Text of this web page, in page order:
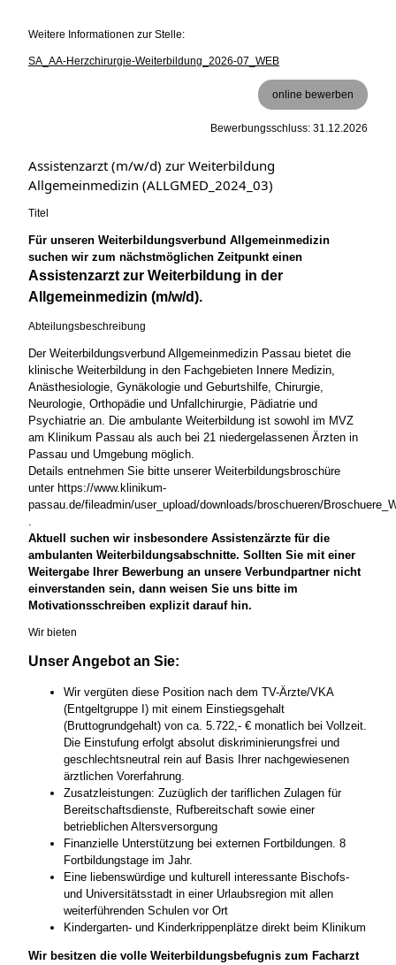
Weitere Informationen zur Stelle:
SA_AA-Herzchirurgie-Weiterbildung_2026-07_WEB
online bewerben
Bewerbungsschluss: 31.12.2026
Assistenzarzt (m/w/d) zur Weiterbildung
Allgemeinmedizin (ALLGMED_2024_03)
Titel
Für unseren Weiterbildungsverbund Allgemeinmedizin
suchen wir zum nächstmöglichen Zeitpunkt einen
Assistenzarzt zur Weiterbildung in der
Allgemeinmedizin (m/w/d).
Abteilungsbeschreibung
Der Weiterbildungsverbund Allgemeinmedizin Passau bietet die
klinische Weiterbildung in den Fachgebieten Innere Medizin,
Anästhesiologie, Gynäkologie und Geburtshilfe, Chirurgie,
Neurologie, Orthopädie und Unfallchirurgie, Pädiatrie und
Psychiatrie an. Die ambulante Weiterbildung ist sowohl im MVZ
am Klinikum Passau als auch bei 21 niedergelassenen Ärzten in
Passau und Umgebung möglich.
Details entnehmen Sie bitte unserer Weiterbildungsbroschüre
unter https://www.klinikum-
passau.de/fileadmin/user_upload/downloads/broschueren/
.
Aktuell suchen wir insbesondere Assistenzärzte für die
ambulanten Weiterbildungsabschnitte. Sollten Sie mit einer
Weitergabe Ihrer Bewerbung an unsere Verbundpartner nicht
einverstanden sein, dann weisen Sie uns bitte im
Motivationsschreiben explizit darauf hin.
Wir bieten
Unser Angebot an Sie:
Wir vergüten diese Position nach dem TV-Ärzte/VKA
(Entgeltgruppe I) mit einem Einstiegsgehalt
(Bruttogrundgehalt) von ca. 5.722,- € monatlich bei Vollzeit.
Die Einstufung erfolgt absolut diskriminierungsfrei und
geschlechtsneutral rein auf Basis Ihrer nachgewiesenen
ärztlichen Vorerfahrung.
Zusatzleistungen: Zuzüglich der tariflichen Zulagen für
Bereitschaftsdienste, Rufbereitschaft sowie einer
betrieblichen Altersversorgung
Finanzielle Unterstützung bei externen Fortbildungen. 8
Fortbildungstage im Jahr.
Eine liebenswürdige und kulturell interessante Bischofs-
und Universitätsstadt in einer Urlaubsregion mit allen
weiterführenden Schulen vor Ort
Kindergarten- und Kinderkrippenplätze direkt beim Klinikum
Wir besitzen die volle Weiterbildungsbefugnis zum Facharzt